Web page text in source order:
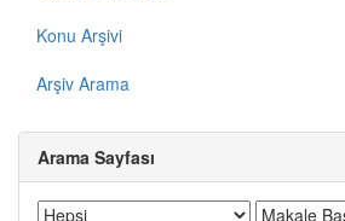
Konu Arşivi
Arşiv Arama
Arama Sayfası